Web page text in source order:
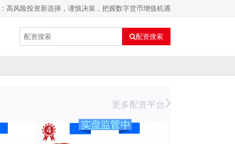
高风险投资新选择，谨慎决策，把握数字货币增值机遇
配资搜索
更多配资平台